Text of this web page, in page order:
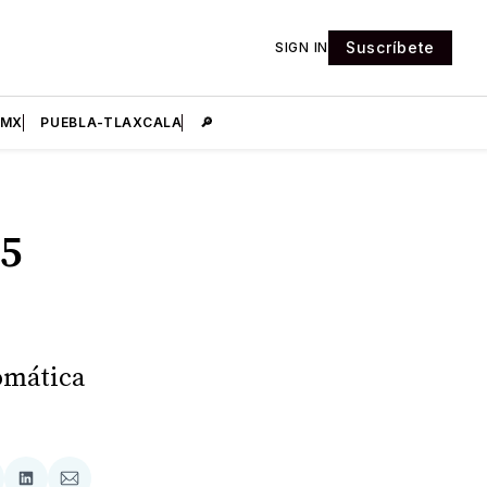
SIGN IN Suscríbete
PUEBLA-TLAXCALA 🔎